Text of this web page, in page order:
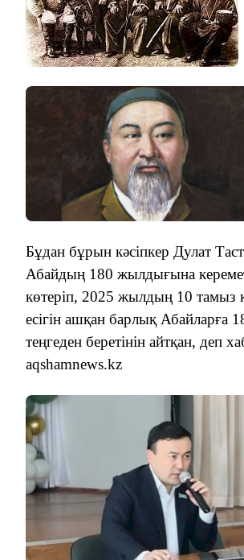
Бұдан бұрын кәсіпкер Дулат
Абайдың 180 жылдығына
көтеріп, 2025 жылдың 10 тамыз
есігін ашқан барлық Абайларға
теңгеден беретінін айтқан, деп
aqshamnews.kz